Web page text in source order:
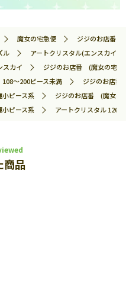
魔女の宅急便
ジジのお店番
ル
アートクリスタル(エンスカイ)
スカイ
ジジのお店番 (魔女の宅
108～200ピース未満
ジジのお店
小ピース系
ジジのお店番 (魔女の
小ピース系 アートクリスタル 126
商品